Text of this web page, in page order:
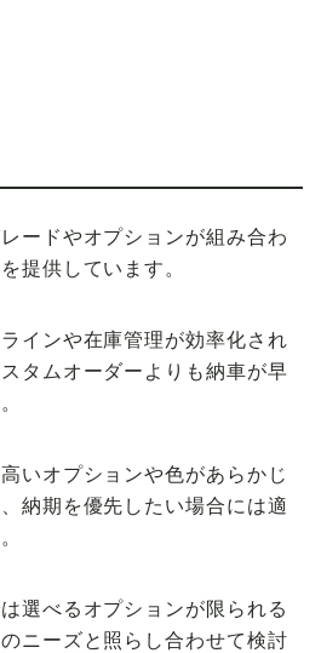
ードやオプションが組み合わ
提供しています。
インや在庫管理が効率化され
タムオーダーよりも納車が早
いオプションや色があらかじ
納期を優先したい場合には適
選べるオプションが限られる
ニーズと照らし合わせて検討